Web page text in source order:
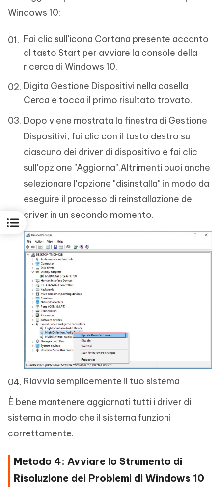
Windows 10:
Fai clic sull'icona Cortana presente accanto
al tasto Start per avviare la console della
ricerca di Windows 10.
Digita Gestione Dispositivi nella casella
Cerca e tocca il primo risultato trovato.
Dopo viene mostrata la finestra di Gestione
Dispositivi, fai clic con il tasto destro su
ciascuno dei driver di dispositivo e fai clic
sull'opzione "Aggiorna".Altrimenti puoi anche
selezionare l'opzione "disinstalla" in modo da
eseguire il processo di reinstallazione dei
driver in un secondo momento.
Riavvia semplicemente il tuo sistema
È bene mantenere aggiornati tutti i driver di
sistema in modo che il sistema funzioni
correttamente.
Metodo 4: Avviare lo Strumento di
Risoluzione dei Problemi di Windows 10